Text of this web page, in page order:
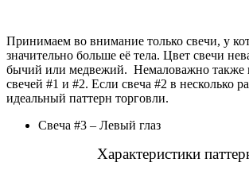
Принимаем во внимание только свечи, у
значительно больше её тела. Цвет свечи
бычий или медвежий. Немаловажно также
свечей #1 и #2. Если свеча #2 в несколько
идеальный паттерн торговли.
Свеча #3 – Левый глаз
Характеристики